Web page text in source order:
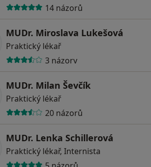
14 názorů
MUDr. Miroslava Lukešová
Praktický lékař
3 názory
MUDr. Milan Ševčík
Praktický lékař
20 názorů
MUDr. Lenka Schillerová
Praktický lékař, Internista